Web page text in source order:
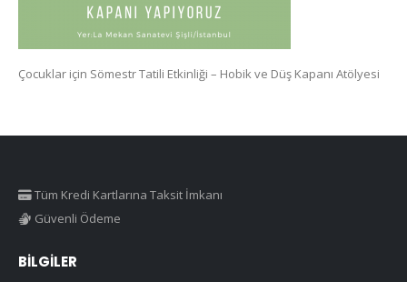
Çocuklar için Sömestr Tatili Etkinliği – Hobik ve Düş Kapanı Atölyesi
Tüm Kredi Kartlarına Taksit İmkanı
Güvenli Ödeme
BILGILER